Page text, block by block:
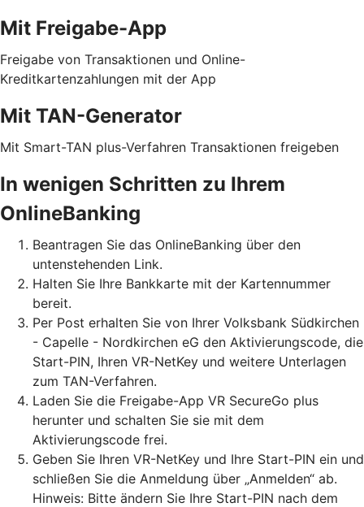
Mit Freigabe-App
Freigabe von Transaktionen und Online-
Kreditkartenzahlungen mit der App
Mit TAN-Generator
Mit Smart-TAN plus-Verfahren Transaktionen freigeben
In wenigen Schritten zu Ihrem
OnlineBanking
Beantragen Sie das OnlineBanking über den
untenstehenden Link.
Halten Sie Ihre Bankkarte mit der Kartennummer
bereit.
Per Post erhalten Sie von Ihrer Volksbank Südkirchen
- Capelle - Nordkirchen eG den Aktivierungscode, die
Start-PIN, Ihren VR-NetKey und weitere Unterlagen
zum TAN-Verfahren.
Laden Sie die Freigabe-App VR SecureGo plus
herunter und schalten Sie sie mit dem
Aktivierungscode frei.
Geben Sie Ihren VR-NetKey und Ihre Start-PIN ein und
schließen Sie die Anmeldung über „Anmelden“ ab.
Hinweis: Bitte ändern Sie Ihre Start-PIN nach dem